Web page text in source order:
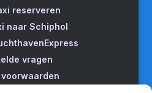
reserveren
naar Schiphol
vragen
voorwaarden